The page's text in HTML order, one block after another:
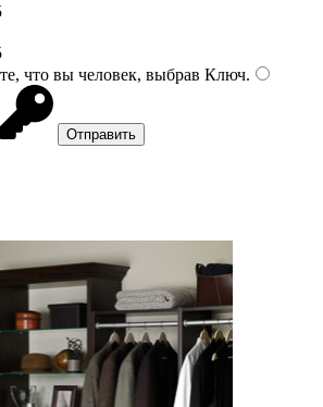
что вы человек, выбрав Ключ.